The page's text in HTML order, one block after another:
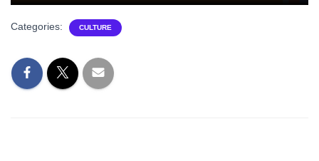
Categories: CULTURE